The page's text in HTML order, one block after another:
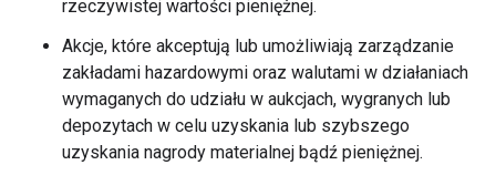
rzeczywistej wartości pieniężnej.
Akcje, które akceptują lub umożliwiają zarządzanie
zakładami hazardowymi oraz walutami w działaniach
wymaganych do udziału w aukcjach, wygranych lub
depozytach w celu uzyskania lub szybszego
uzyskania nagrody materialnej bądź pieniężnej.